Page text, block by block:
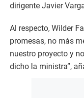
dirigente Javier
Al respecto, Wilder
promesas, no más
nuestro proyecto y
dicho la ministra”,